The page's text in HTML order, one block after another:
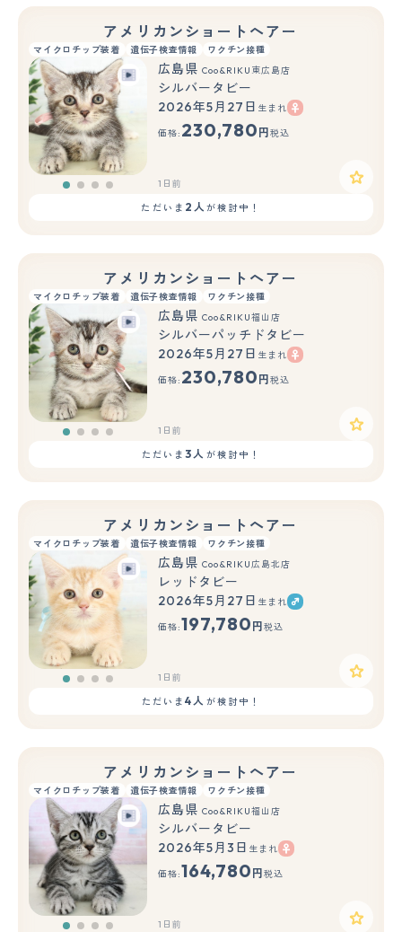
アメリカンショートヘアー
マイクロチップ装着 遺伝子検査情報 ワクチン接種
広島県 Coo&RIKU東広島店
シルバータビー
2026年5月27日 生まれ
価格: 230,780 円 税込
1日前
ただいま 2人が検討中！
アメリカンショートヘアー
マイクロチップ装着 遺伝子検査情報 ワクチン接種
広島県 Coo&RIKU福山店
シルバーパッチドタビー
2026年5月27日 生まれ
価格: 230,780 円 税込
1日前
ただいま3人 が検討中！
アメリカンショートヘアー
マイクロチップ装着 遺伝子検査情報 ワクチン接種
広島県 Coo&RIKU広島北店
レッドタビー
2026年5月27日 生まれ
価格:197,780 円 税込
1日前
ただいま4人 が検討中！
アメリカンショートヘアー
マイクロチップ装着 遺伝子検査情報 ワクチン接種
広島県 Coo&RIKU福山店
シルバータビー
2026年5月3日 生まれ
価格:164,780 円 税込
1日前